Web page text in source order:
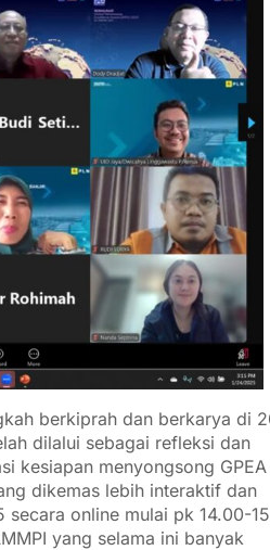
berkiprah dan berkarya di
dilalui sebagai refleksi dan
kesiapan menyongsong GPEA
dikemas lebih interaktif dan
online mulai pk 14.00-
yang selama ini banyak